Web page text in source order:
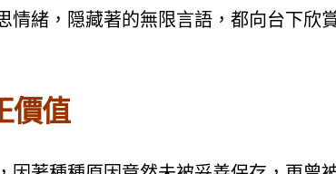
情緒，隠藏著的無限言語，都向台下欣
價值